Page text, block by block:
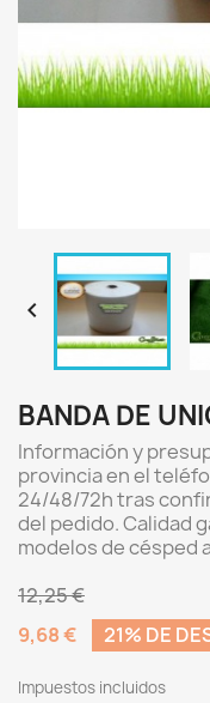

BANDA DE
Información y
provincia en el
24/48/72h tras
del pedido. Calidad
modelos de césped
12,25 €
9,68 €
21% DE
Impuestos incluidos